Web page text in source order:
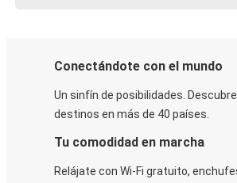
Conectándote con el mundo
Un sinfín de posibilidades.
destinos en más de 40 países.
Tu comodidad en marcha
Relájate con Wi-Fi gratuito,